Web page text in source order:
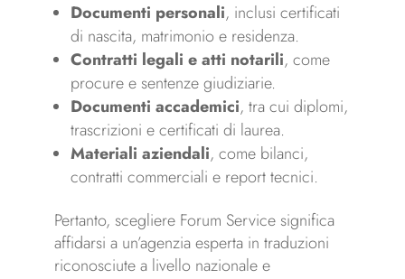
Documenti personali, inclusi certificati
di nascita, matrimonio e residenza.
Contratti legali e atti notarili, come
procure e sentenze giudiziarie.
Documenti accademici, tra cui diplomi,
trascrizioni e certificati di laurea.
Materiali aziendali, come bilanci,
contratti commerciali e report tecnici.
Pertanto, scegliere Forum Service significa
affidarsi a un’agenzia esperta in traduzioni
riconosciute a livello nazionale e